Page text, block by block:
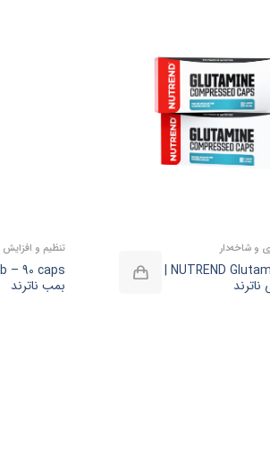
تنظیم و
بمب ناترند
و شاخه‌دار
NUTREND Glutamine – 120 caps |